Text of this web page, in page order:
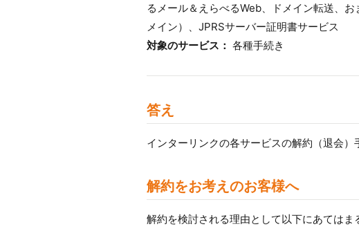
るメール＆えらべるWeb、ドメイン転送、
メイン）、JPRSサーバー証明書サービス
対象のサービス： 各種手続き
答え
インターリンクの各サービスの解約（退会）
解約をお考えのお客様へ
解約を検討される理由として以下にあてはま